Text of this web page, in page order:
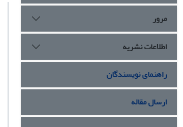
مرور
اطلاعات نشریه
راهنمای نویسندگان
ارسال مقاله